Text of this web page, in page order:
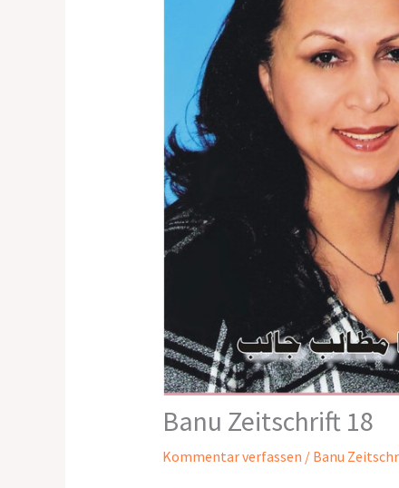
Banu Zeitschrift 18
Kommentar verfassen / Banu